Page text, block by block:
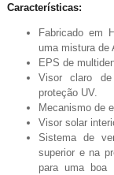
Características:
Fabricado em
uma mistura de
EPS de
Visor claro
proteção UV.
Mecanismo de
Visor solar
Sistema de
superior e na
para uma boa